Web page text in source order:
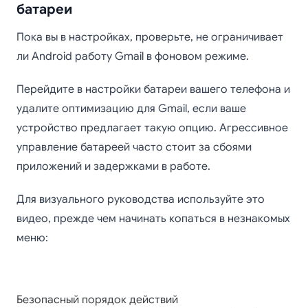
батареи
Пока вы в настройках, проверьте, не ограничивает
ли Android работу Gmail в фоновом режиме.
Перейдите в настройки батареи вашего телефона и
удалите оптимизацию для Gmail, если ваше
устройство предлагает такую опцию. Агрессивное
управление батареей часто стоит за сбоями
приложений и задержками в работе.
Для визуального руководства используйте это
видео, прежде чем начинать копаться в незнакомых
меню:
Безопасный порядок действий